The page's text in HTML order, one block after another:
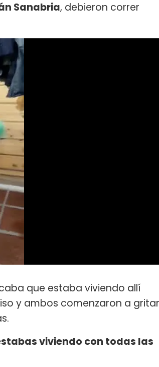
Sanabria, debieron correr
que estaba viviendo allí
y ambos comenzaron a gritar
viviendo con todas las